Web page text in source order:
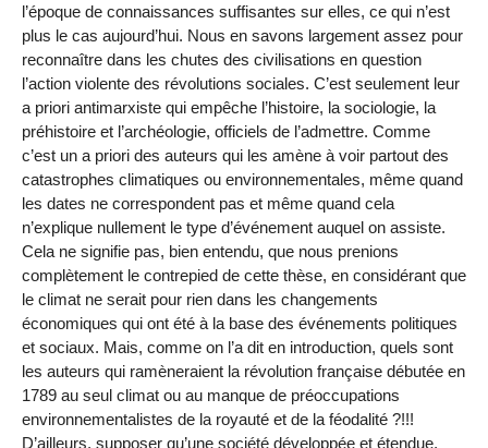
l’époque de connaissances suffisantes sur elles, ce qui n’est
plus le cas aujourd’hui. Nous en savons largement assez pour
reconnaître dans les chutes des civilisations en question
l’action violente des révolutions sociales. C’est seulement leur
a priori antimarxiste qui empêche l’histoire, la sociologie, la
préhistoire et l’archéologie, officiels de l’admettre. Comme
c’est un a priori des auteurs qui les amène à voir partout des
catastrophes climatiques ou environnementales, même quand
les dates ne correspondent pas et même quand cela
n’explique nullement le type d’événement auquel on assiste.
Cela ne signifie pas, bien entendu, que nous prenions
complètement le contrepied de cette thèse, en considérant que
le climat ne serait pour rien dans les changements
économiques qui ont été à la base des événements politiques
et sociaux. Mais, comme on l’a dit en introduction, quels sont
les auteurs qui ramèneraient la révolution française débutée en
1789 au seul climat ou au manque de préoccupations
environnementalistes de la royauté et de la féodalité ?!!!
D’ailleurs, supposer qu’une société développée et étendue,